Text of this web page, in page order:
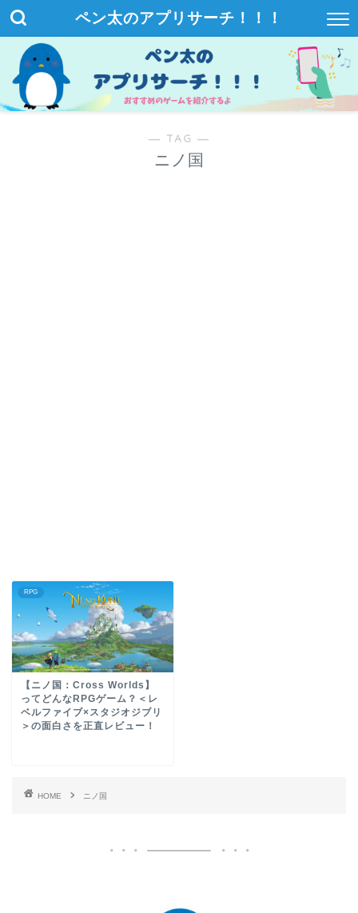
ペン太のアプリサーチ！！！
― TAG ―
ニノ国
RPG
【ニノ国：Cross Worlds】
ってどんなRPGゲーム？＜レ
ベルファイブ×スタジオジブリ
＞の面白さを正直レビュー！
HOME ニノ国